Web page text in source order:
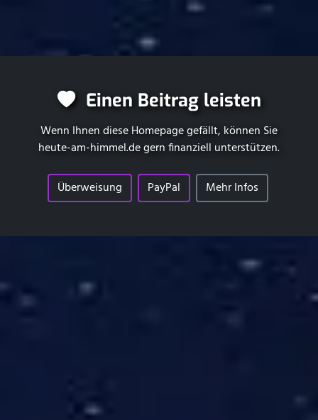
Einen Beitrag leisten
Wenn Ihnen diese Homepage gefällt, können Sie
heute-am-himmel.degern finanziell unterstützen.
Überweisung PayPal Mehr Infos